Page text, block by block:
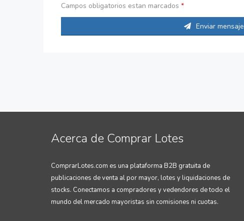
Campos obligatorios estan marcados *
Enviar mensaje
Acerca de Comprar Lotes
ComprarLotes.com es una plataforma B2B gratuita de
publicaciones de venta al por mayor, lotes y liquidaciones de
stocks. Conectamos a compradores y vedendores de todo el
mundo del mercado mayoristas sin comisiones ni cuotas.